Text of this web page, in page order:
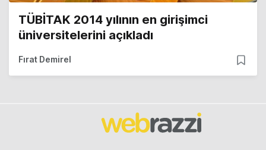
TÜBİTAK 2014 yılının en girişimci
üniversitelerini açıkladı
Fırat Demirel